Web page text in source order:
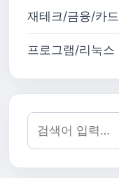
재테크/금융/카드
프로그램/리눅스
검색어: